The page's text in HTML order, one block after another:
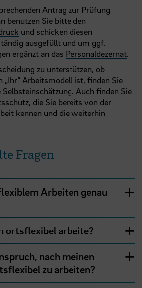
Antrag zur Prüfung
benutzen Sie bitte den
und schicken diesen
ausgefüllt und um ggf.
ergänzt an das Personaldezernat.
zu unterstützen, ob
„Ihr“ Arbeitsmodell ist, finden Sie
Selbsteinschätzung. Auch finden Sie
die Sie bereits von der
kennen und die weiterhin
Fragen
Arbeiten genau
ortsflexibel arbeite?
nach meinen
zu arbeiten?